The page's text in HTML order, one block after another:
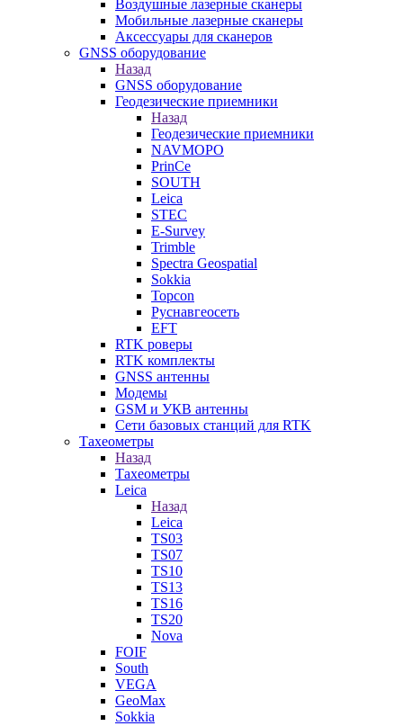
Воздушные лазерные сканеры
Мобильные лазерные сканеры
Аксессуары для сканеров
GNSS оборудование
Назад
GNSS оборудование
Геодезические приемники
Назад
Геодезические приемники
NAVMOPO
PrinCe
SOUTH
Leica
STEC
E-Survey
Trimble
Spectra Geospatial
Sokkia
Topcon
Руснавгеосеть
EFT
RTK роверы
RTK комплекты
GNSS антенны
Модемы
GSM и УКВ антенны
Сети базовых станций для RTK
Тахеометры
Назад
Тахеометры
Leica
Назад
Leica
TS03
TS07
TS10
TS13
TS16
TS20
Nova
FOIF
South
VEGA
GeoMax
Sokkia